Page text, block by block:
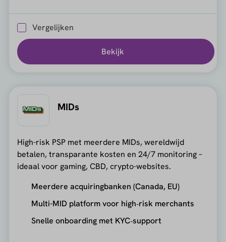
Vergelijken
Bekijk
MIDs
High-risk PSP met meerdere MIDs, wereldwijd
betalen, transparante kosten en 24/7 monitoring –
ideaal voor gaming, CBD, crypto-websites.
Meerdere acquiringbanken (Canada, EU)
Multi-MID platform voor high‑risk merchants
Snelle onboarding met KYC‑support